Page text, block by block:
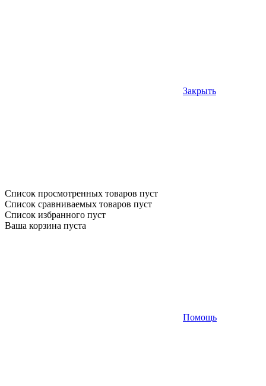
Закрыть
Список просмотренных товаров пуст
Список сравниваемых товаров пуст
Список избранного пуст
Ваша корзина пуста
Помощь